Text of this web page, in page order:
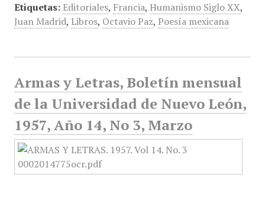
Etiquetas: Editoriales, Francia, Humanismo Siglo XX,
Juan Madrid, Libros, Octavio Paz, Poesía mexicana
Armas y Letras, Boletín mensual
de la Universidad de Nuevo León,
1957, Año 14, No 3, Marzo